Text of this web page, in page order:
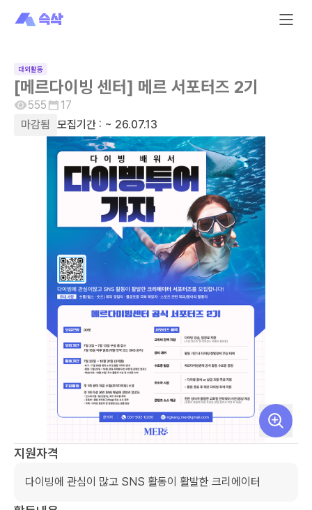
대외활동
[메르다이빙 센터] 메르 서포터즈 2기
555
17
마감됨
모집기간 : ~ 26.07.13
지원자격
다이빙에 관심이 많고 SNS 활동이 활발한 크리에이터